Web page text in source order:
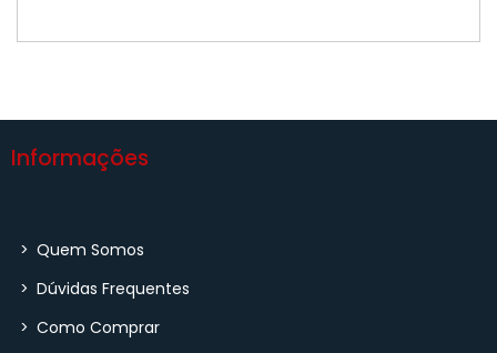
Informações
> Quem Somos
> Dúvidas Frequentes
> Como Comprar